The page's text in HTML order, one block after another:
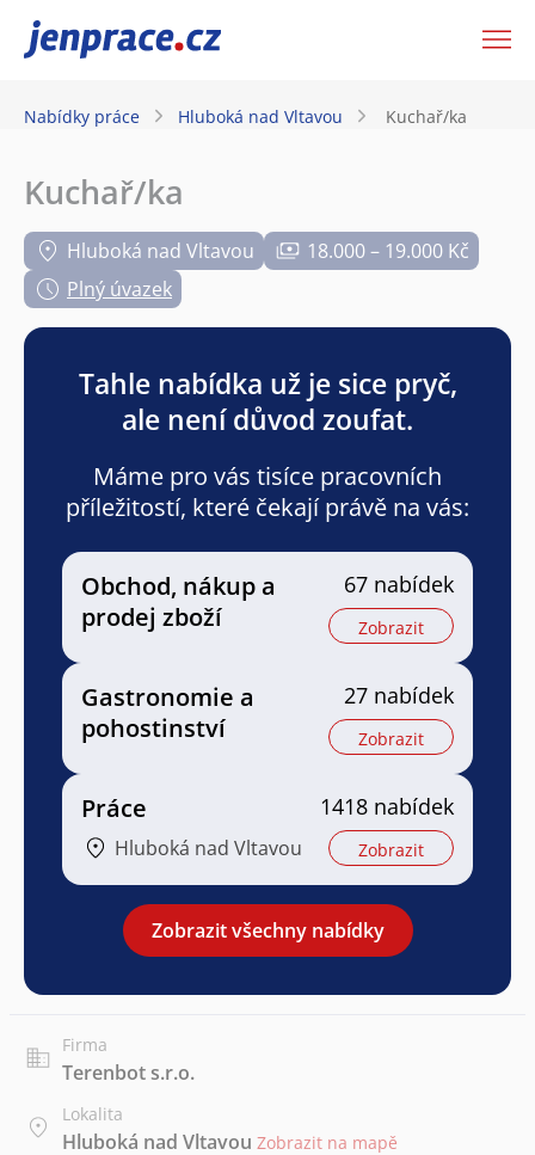
JenPráce.cz
Nabídky práce Hluboká nad Vltavou Kuchař/ka
Kuchař/ka
Hluboká nad Vltavou
18.000 – 19.000 Kč
Plný úvazek
Tahle nabídka už je sice pryč,
ale není důvod zoufat.
Máme pro vás tisíce pracovních
příležitostí, které čekají právě na vás:
Obchod, nákup a
prodej zboží
67 nabídek
Zobrazit
Gastronomie a
pohostinství
27 nabídek
Zobrazit
Práce
Hluboká nad Vltavou
1418 nabídek
Zobrazit
Zobrazit všechny nabídky
Firma
Terenbot s.r.o.
Lokalita
Hluboká nad Vltavou Zobrazit na mapě